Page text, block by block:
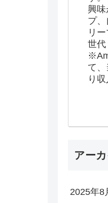
興
プ
リ
世代
て
り
アー
2025年8